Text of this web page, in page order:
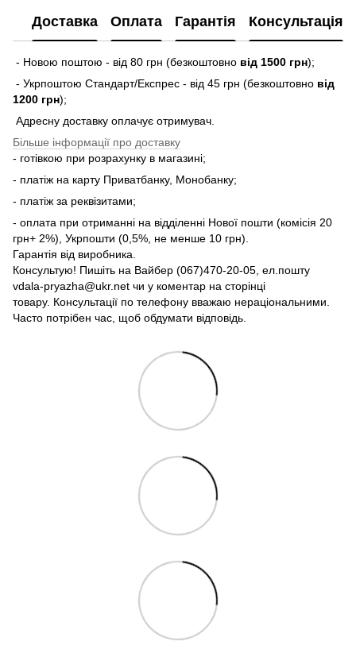
Доставка Оплата Гарантія Консультація
- Новою поштою - від 80 грн (безкоштовно від 1500 грн);
- Укрпоштою Стандарт/Експрес - від 45 грн (безкоштовно від
1200 грн);
Адресну доставку оплачує отримувач.
Більше інформації про доставку
- готівкою при розрахунку в магазині;
- платіж на карту Приватбанку, Монобанку;
- платіж за реквізитами;
- оплата при отриманні на відділенні Нової пошти (комісія 20
грн+ 2%), Укрпошти (0,5%, не менше 10 грн).
Гарантія від виробника.
Консультую! Пишіть на Вайбер (067)470-20-05, ел.пошту
vdala-pryazha@ukr.net чи у коментар на сторінці
товару. Консультації по телефону вважаю нераціональними.
Часто потрібен час, щоб обдумати відповідь.